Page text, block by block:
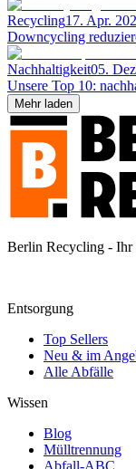
Recycling17. Apr.
Downcycling
Nachhaltigkeit05.
Unsere Top 10:
Mehr laden
Berlin Recycling - Ihr
Entsorgung
Top Sellers
Neu & im
Alle Abfälle
Wissen
Blog
Mülltrennung